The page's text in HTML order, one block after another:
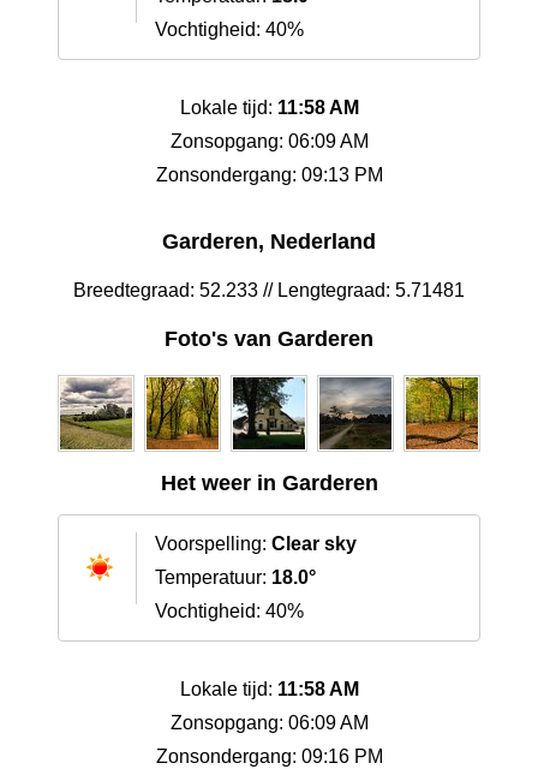
Vochtigheid: 40%
Lokale tijd: 11:58 AM
Zonsopgang: 06:09 AM
Zonsondergang: 09:13 PM
Garderen, Nederland
Breedtegraad: 52.233 // Lengtegraad: 5.71481
Foto's van Garderen
Het weer in Garderen
Voorspelling: Clear sky
Temperatuur: 18.0°
Vochtigheid: 40%
Lokale tijd: 11:58 AM
Zonsopgang: 06:09 AM
Zonsondergang: 09:16 PM